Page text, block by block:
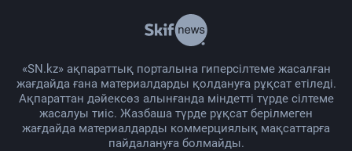
«SN.kz» ақпараттық порталына гиперсілтеме жасалған
жағдайда ғана материалдарды қолдануға рұқсат етіледі.
Ақпараттан дәйексөз алынғанда міндетті түрде сілтеме
жасалуы тиіс. Жазбаша түрде рұқсат берілмеген
жағдайда материалдарды коммерциялық мақсаттарға
пайдалануға болмайды.